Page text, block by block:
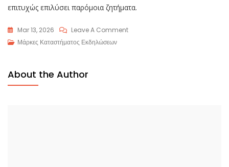
επιτυχώς επιλύσει παρόμοια ζητήματα.
Mar 13, 2026 Leave A CommentOn
Μάρκες Καταστήματος Εκδηλώσεων
About the Author